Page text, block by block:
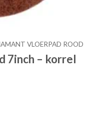
VLOERPAD ROOD
7inch – korrel